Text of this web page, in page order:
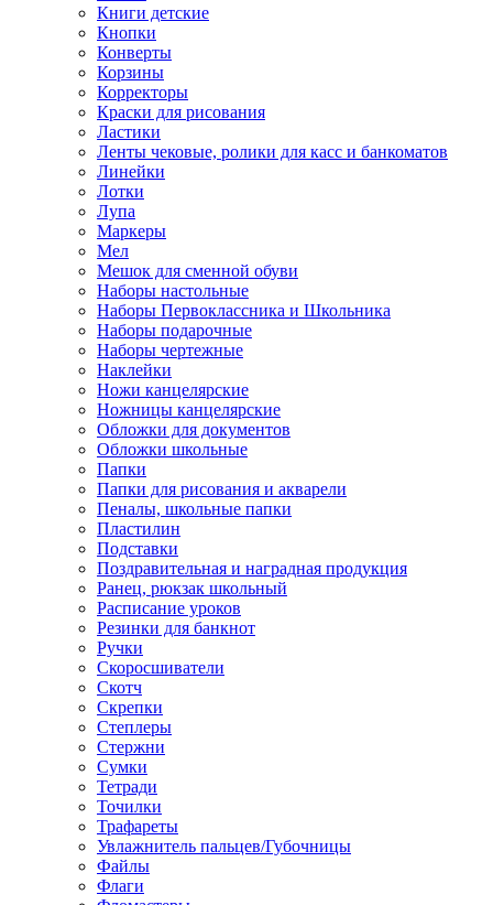
Книги детские
Кнопки
Конверты
Корзины
Корректоры
Краски для рисования
Ластики
Ленты чековые, ролики для касс и банкоматов
Линейки
Лотки
Лупа
Маркеры
Мел
Мешок для сменной обуви
Наборы настольные
Наборы Первоклассника и Школьника
Наборы подарочные
Наборы чертежные
Наклейки
Ножи канцелярские
Ножницы канцелярские
Обложки для документов
Обложки школьные
Папки
Папки для рисования и акварели
Пеналы, школьные папки
Пластилин
Подставки
Поздравительная и наградная продукция
Ранец, рюкзак школьный
Расписание уроков
Резинки для банкнот
Ручки
Скоросшиватели
Скотч
Скрепки
Степлеры
Стержни
Сумки
Тетради
Точилки
Трафареты
Увлажнитель пальцев/Губочницы
Файлы
Флаги